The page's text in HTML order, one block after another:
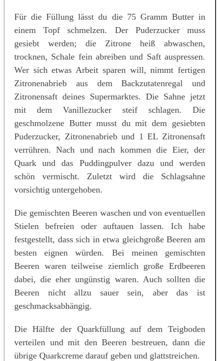
Für die Füllung lässt du die 75 Gramm Butter in
einem Topf schmelzen. Der Puderzucker muss
gesiebt werden; die Zitrone heiß abwaschen,
trocknen, Schale fein abreiben und Saft auspressen.
Wer sich etwas Arbeit sparen will, nimmt fertigen
Zitronenabrieb aus dem Backzutatenregal und
Zitronensaft deines Supermarktes. Die Sahne jetzt
mit dem Vanillezucker steif schlagen. Die
geschmolzene Butter musst du mit dem gesiebten
Puderzucker, Zitronenabrieb und 1 EL Zitronensaft
verrühren. Nach und nach kommen die Eier, der
Quark und das Puddingpulver dazu und werden
schön vermischt. Zuletzt wird die Schlagsahne
vorsichtig untergehoben.
Die gemischten Beeren waschen und von eventuellen
Stielen befreien oder auftauen lassen. Ich habe
festgestellt, dass sich in etwa gleichgroße Beeren am
besten eignen würden. Bei meinen gemischten
Beeren waren teilweise ziemlich große Erdbeeren
dabei, die eher ungünstig waren. Auch sollten die
Beeren nicht allzu sauer sein, aber das ist
geschmacksabhängig.
Die Hälfte der Quarkfüllung auf dem Teigboden
verteilen und mit den Beeren bestreuen, dann die
übrige Quarkcreme darauf geben und glattstreichen.